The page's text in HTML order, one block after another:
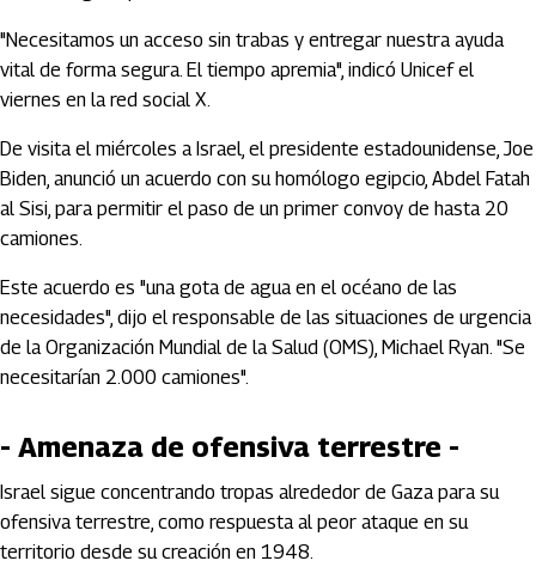
"Necesitamos un acceso sin trabas y entregar nuestra ayuda
vital de forma segura. El tiempo apremia", indicó Unicef el
viernes en la red social X.
De visita el miércoles a Israel, el presidente estadounidense, Joe
Biden, anunció un acuerdo con su homólogo egipcio, Abdel Fatah
al Sisi, para permitir el paso de un primer convoy de hasta 20
camiones.
Este acuerdo es "una gota de agua en el océano de las
necesidades", dijo el responsable de las situaciones de urgencia
de la Organización Mundial de la Salud (OMS), Michael Ryan. "Se
necesitarían 2.000 camiones".
- Amenaza de ofensiva terrestre -
Israel sigue concentrando tropas alrededor de Gaza para su
ofensiva terrestre, como respuesta al peor ataque en su
territorio desde su creación en 1948.